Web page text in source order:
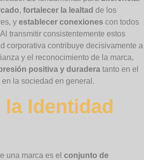
, fortalecer la lealtad de los
y establecer conexiones con todos
transmitir consistentemente estos
corporativa contribuye decisivamente a
y el reconocimiento de la marca,
positiva y duradera tanto en el
la sociedad en general.
la Identidad
una marca es el conjunto de